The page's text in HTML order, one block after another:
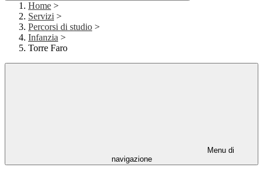
Home >
Servizi >
Percorsi di studio >
Infanzia >
Torre Faro
Menu di
navigazione